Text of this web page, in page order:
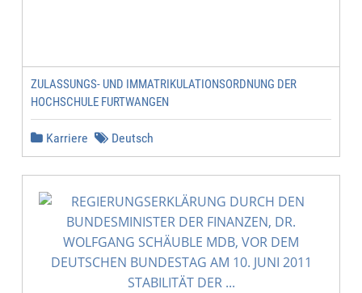
ZULASSUNGS- UND IMMATRIKULATIONSORDNUNG DER
HOCHSCHULE FURTWANGEN
Karriere Deutsch